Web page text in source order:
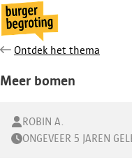
Ontdek het thema
Meer bomen
ROBIN A.
ONGEVEER 5 JAREN